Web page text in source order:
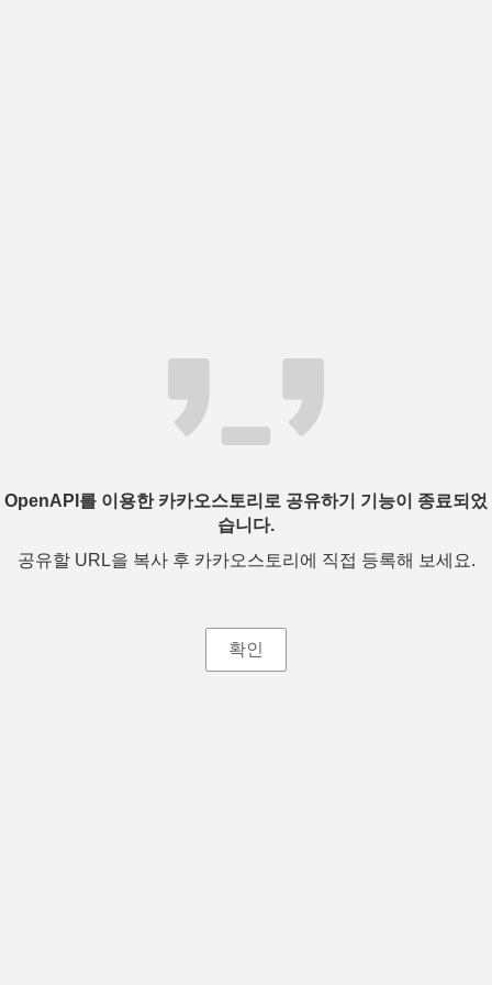
OpenAPI를 이용한 카카오스토리로 공유하기 기능이 종료되었
습니다.
공유할 URL을 복사 후 카카오스토리에 직접 등록해 보세요.
확인